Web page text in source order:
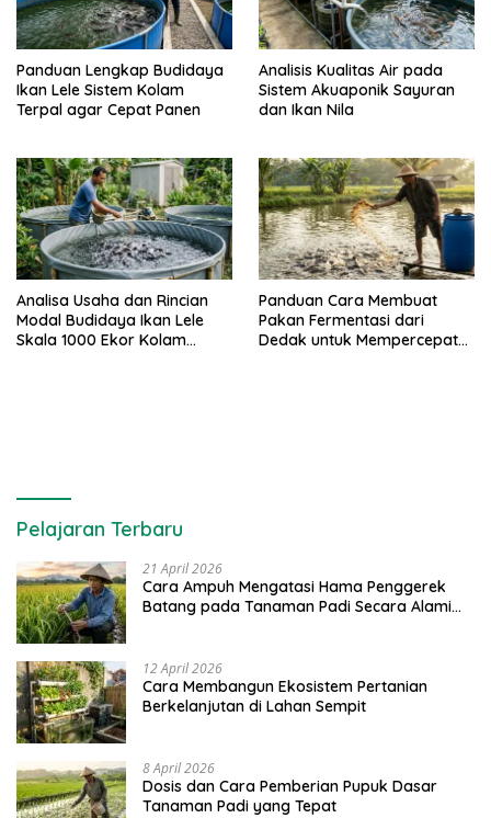
Panduan Lengkap Budidaya
Ikan Lele Sistem Kolam
Terpal agar Cepat Panen
Analisis Kualitas Air pada
Sistem Akuaponik Sayuran
dan Ikan Nila
Analisa Usaha dan Rincian
Modal Budidaya Ikan Lele
Skala 1000 Ekor Kolam
Panduan Cara Membuat
Pakan Fermentasi dari
Dedak untuk Mempercepat
Pelajaran Terbaru
21 April 2026
Cara Ampuh Mengatasi Hama Penggerek
Batang pada Tanaman Padi Secara Alami
12 April 2026
Cara Membangun Ekosistem Pertanian
Berkelanjutan di Lahan Sempit
8 April 2026
Dosis dan Cara Pemberian Pupuk Dasar
Tanaman Padi yang Tepat